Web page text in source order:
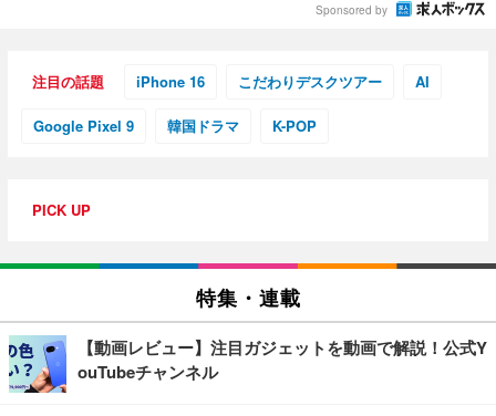
Sponsored by
注目の話題 iPhone 16 こだわりデスクツアー AI
Google Pixel 9 韓国ドラマ K-POP
PICK UP
特集・連載
【動画レビュー】注目ガジェットを動画で解説！公式Y
ouTubeチャンネル